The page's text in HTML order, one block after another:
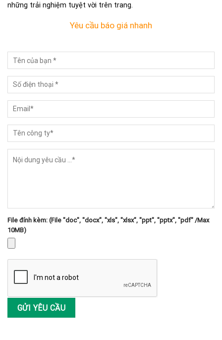
những trải nghiệm tuyệt vời trên trang.
Yêu cầu báo giá nhanh
File đính kèm: (File "doc", "docx", "xls", "xlsx", "ppt", "pptx", "pdf" /Max
10MB)